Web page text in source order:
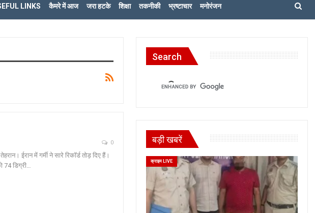
LINKS कैमरे में आज जरा हटके शिक्षा तकनीकी भ्रष्टाचार मनोरंजन
0
ईरान में गर्मी ने सारे रिकॉर्ड तोड़ दिए हैं।
डिग्री…
Search
बड़ी खबरें
क्राइम LIVE